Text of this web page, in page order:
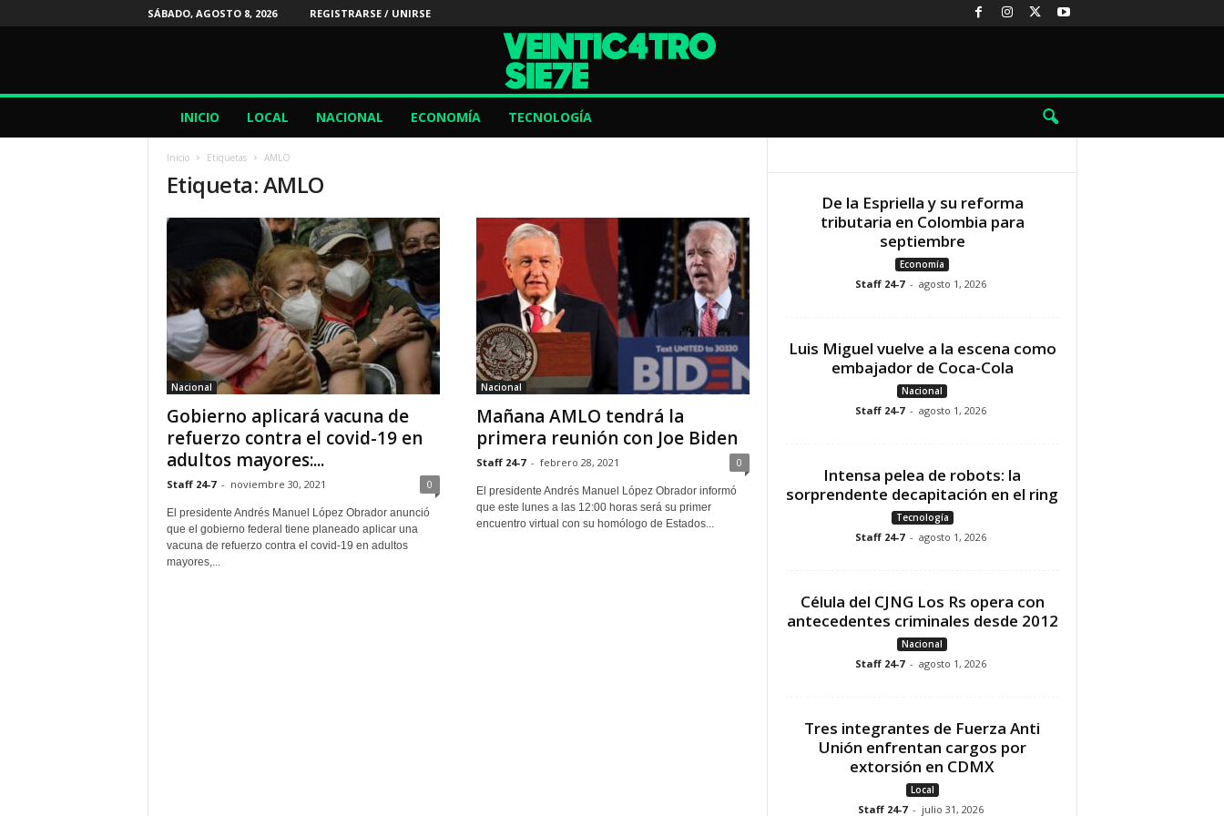
SÁBADO, AGOSTO 8, 2026 REGISTRARSE / UNIRSE
/
INICIO LOCAL NACIONAL ECONOMÍA TECNOLOGÍA
Inicio Etiquetas AMLO
Etiqueta: AMLO
Nacional
Gobierno aplicará vacuna de
refuerzo contra el covid-19 en
adultos mayores:...
Staff 24-7 - noviembre 30, 2021 0
El presidente Andrés Manuel López Obrador anunció
que el gobierno federal tiene planeado aplicar una
vacuna de refuerzo contra el covid-19 en adultos
mayores,...
Nacional
Mañana AMLO tendrá la
primera reunión con Joe Biden
Staff 24-7 - febrero 28, 2021 0
El presidente Andrés Manuel López Obrador informó
que este lunes a las 12:00 horas será su primer
encuentro virtual con su homólogo de Estados...
De la Espriella y su reforma
tributaria en Colombia para
septiembre
Economía
Staff 24-7 - agosto 1, 2026
Luis Miguel vuelve a la escena como
embajador de Coca-Cola
Nacional
Staff 24-7 - agosto 1, 2026
Intensa pelea de robots: la
sorprendente decapitación en el ring
Tecnología
Staff 24-7 - agosto 1, 2026
Célula del CJNG Los Rs opera con
antecedentes criminales desde 2012
Nacional
Staff 24-7 - agosto 1, 2026
Tres integrantes de Fuerza Anti
Unión enfrentan cargos por
extorsión en CDMX
Local
Staff 24-7 - julio 31, 2026